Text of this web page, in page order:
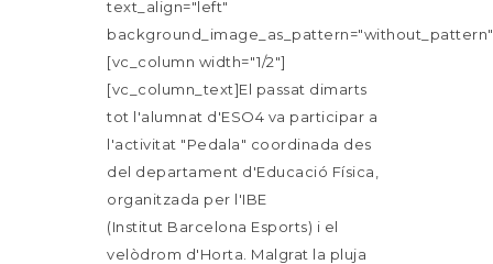
text_align="left"
[vc_column width="1/2"]
[vc_column_text]El passat dimarts
tot l'alumnat d'ESO4 va participar a
l'activitat "Pedala" coordinada des
del departament d'Educació Física,
organitzada per l'IBE
(Institut Barcelona Esports) i el
velòdrom d'Horta. Malgrat la pluja